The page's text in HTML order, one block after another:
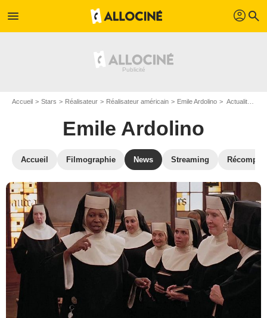
menu profil search
Accueil Stars Réalisateur Réalisateur américain Emile Ardolino Actualité Emile Ardolino
Emile Ardolino
Accueil Filmographie News Streaming